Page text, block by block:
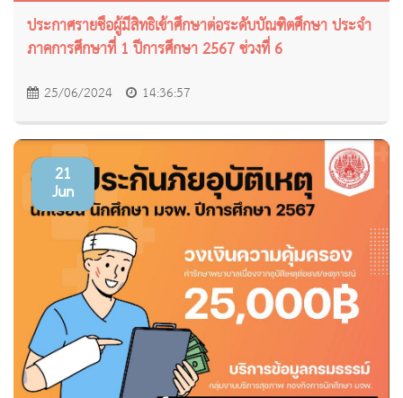
ประกาศรายชื่อผู้มีสิทธิเข้าศึกษาต่อระดับบัณฑิตศึกษา ประจำ
ภาคการศึกษาที่ 1 ปีการศึกษา 2567 ช่วงที่ 6
25/06/2024 14:36:57
21
Jun